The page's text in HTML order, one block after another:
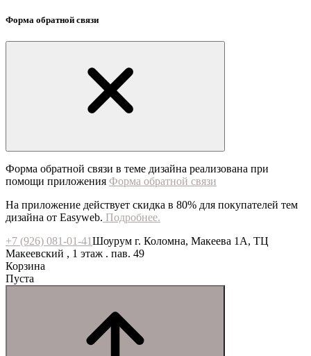
Форма обратной связи
Форма обратной связи в теме дизайна реализована при
помощи приложения Форма обратной связи
На приложение действует скидка в 80% для покупателей тем
дизайна от Easyweb. Подробнее.
+7 (926) 081-01-41Шоурум г. Коломна, Макеева 1А, ТЦ
Макеевский , 1 этаж . пав. 49
Корзина
Пуста